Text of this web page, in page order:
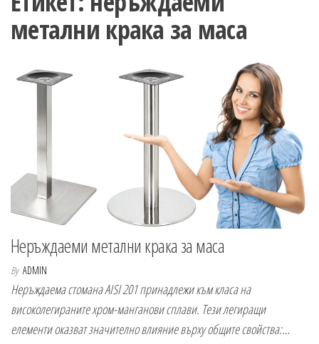
метални крака за маса
Неръждаеми метални крака за маса
By ADMIN
Неръждаема стомана AISI 201 принадлежи към класа на
високолегираните хром-манганови сплави. Тези легиращи
елементи оказват значително влияние върху общите свойства:…